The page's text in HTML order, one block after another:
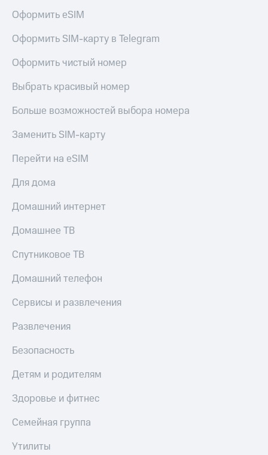
Оформить eSIM
Оформить SIM-карту в Telegram
Оформить чистый номер
Выбрать красивый номер
Больше возможностей выбора номера
Заменить SIM-карту
Перейти на eSIM
Для дома
Домашний интернет
Домашнее ТВ
Спутниковое ТВ
Домашний телефон
Сервисы и развлечения
Развлечения
Безопасность
Детям и родителям
Здоровье и фитнес
Семейная группа
Утилиты